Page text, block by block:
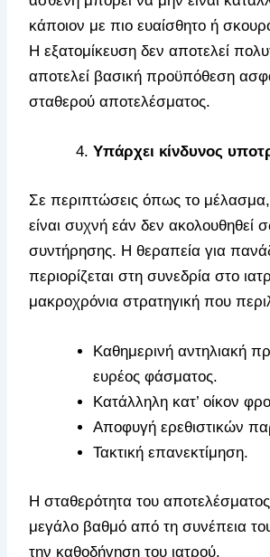
κάποιον με πιο ευαίσθητο ή
Η εξατομίκευση δεν αποτελεί
αποτελεί βασική προϋπόθεση
σταθερού αποτελέσματος.
Υπάρχει κίνδυνος
Σε περιπτώσεις όπως το
είναι συχνή εάν δεν ακολουθηθεί
συντήρησης. Η θεραπεία για
περιορίζεται στη συνεδρία στο
μακροχρόνια στρατηγική που
Καθημερινή αντηλιακή
ευρέος φάσματος.
Κατάλληλη κατ’ οίκον
Αποφυγή ερεθιστικών
Τακτική επανεκτίμηση.
Η σταθερότητα του
μεγάλο βαθμό από τη συνέπεια
την καθοδήγηση του ιατρού.